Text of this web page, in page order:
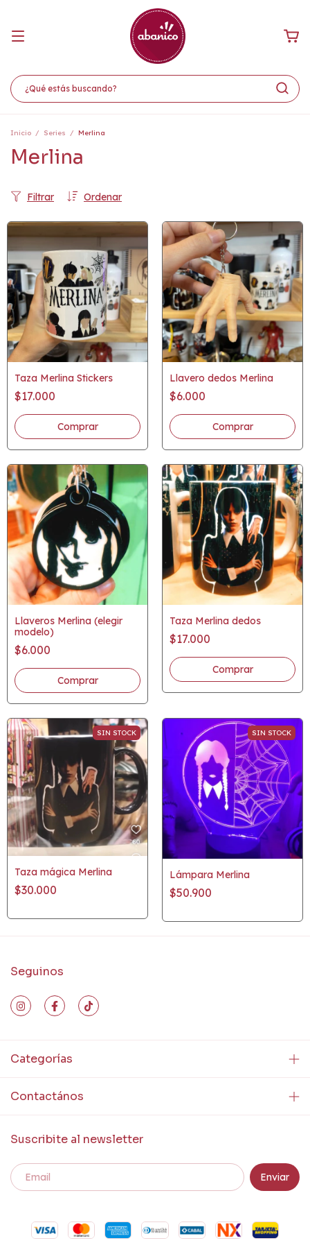
Inicio / Series / Merlina
Merlina
Ordenar
Filtrar
Taza Merlina Stickers
$17.000
Llavero dedos Merlina
$6.000
Llaveros Merlina (elegir
modelo)
$6.000
Comprar
Taza Merlina dedos
$17.000
Comprar
SIN STOCK
Taza mágica Merlina
$30.000
SIN STOCK
Lámpara Merlina
$50.900
Seguinos
Categorías
Contactános
Suscribite al newsletter